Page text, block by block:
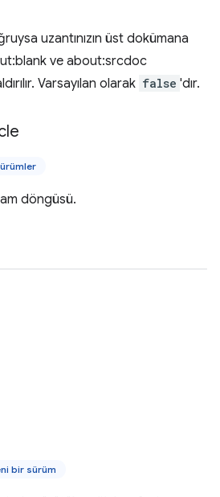
uzantınızın üst dokümana
ve about:srcdoc
Varsayılan olarak false 'dır.
döngüsü.
bir sürüm